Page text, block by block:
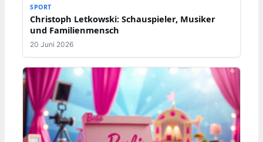
SPORT
Christoph Letkowski: Schauspieler, Musiker
und Familienmensch
20 Juni 2026